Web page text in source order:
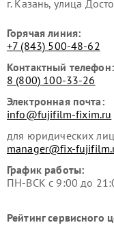
г. Казань, улица
Горячая линия:
+7 (843) 500-48-62
Контактный телефон:
8 (800) 100-33-26
Электронная почта:
info@fujifilm-fixim.ru
для юридических лиц
manager@fix-
График работы:
ПН-ВСК с 9:00 до
Рейтинг сервисного